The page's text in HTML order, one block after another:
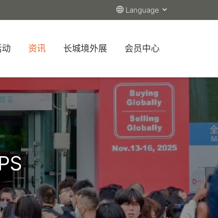
Language
资讯 长城境外展 会员中心